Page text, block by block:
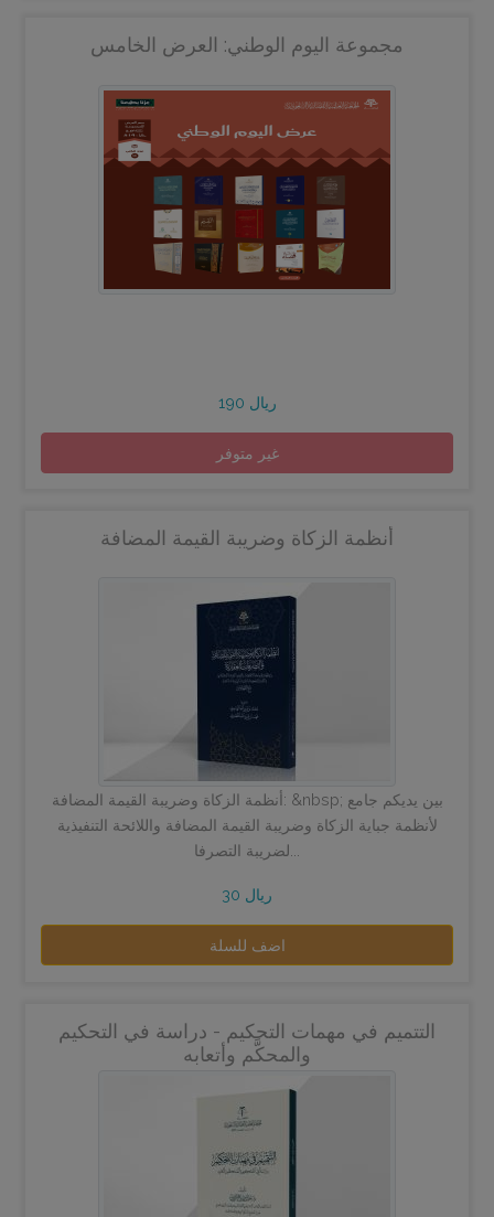
مجموعة اليوم الوطني: العرض الخامس
190 ريال
غير متوفر
أنظمة الزكاة وضريبة القيمة المضافة
أنظمة الزكاة وضريبة القيمة المضافة: &nbsp; بين يديكم جامع
لأنظمة جباية الزكاة وضريبة القيمة المضافة واللائحة التنفيذية
30 ريال
اضف للسلة
التتميم في مهمات التحكيم - دراسة في التحكيم
والمحكَّم وأتعابه